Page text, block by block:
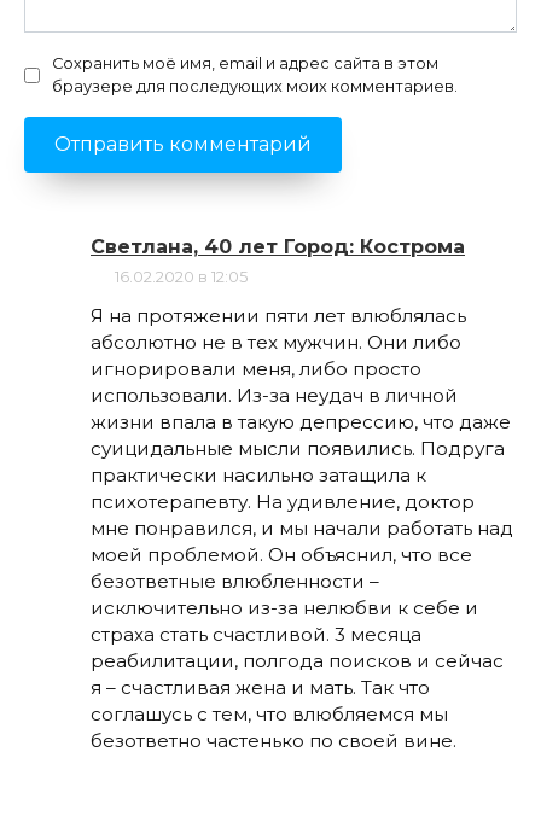
Сохранить моё имя, email и адрес сайта в этом
браузере для последующих моих комментариев.
Светлана, 40 лет Город: Кострома
16.02.2020 в 12:05
Я на протяжении пяти лет влюблялась
абсолютно не в тех мужчин. Они либо
игнорировали меня, либо просто
использовали. Из-за неудач в личной
жизни впала в такую депрессию, что даже
суицидальные мысли появились. Подруга
практически насильно затащила к
психотерапевту. На удивление, доктор
мне понравился, и мы начали работать над
моей проблемой. Он объяснил, что все
безответные влюбленности –
исключительно из-за нелюбви к себе и
страха стать счастливой. 3 месяца
реабилитации, полгода поисков и сейчас
я – счастливая жена и мать. Так что
соглашусь с тем, что влюбляемся мы
безответно частенько по своей вине.